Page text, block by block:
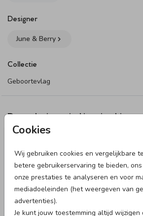
Cookies
Wij gebruiken cookies en vergelijkbare
betere gebruikerservaring te bieden,
onze prestaties te analyseren en voor
mediadoeleinden (het weergeven van
advertenties).
Je kunt jouw toestemming altijd
beide zijdes van de vlag aan te passen.
Designer
June & Berry
Collectie
Geboortevlag
Deze designs vind je misschien
GEBOORTEBORD